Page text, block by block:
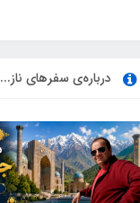
درباره‌ی سفرهای ناز...